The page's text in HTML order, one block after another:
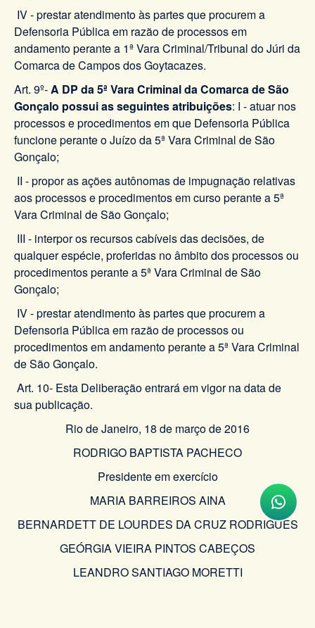
IV - prestar atendimento às partes que procurem a
Defensoria Pública em razão de processos em
andamento perante a 1ª Vara Criminal/Tribunal do Júri da
Comarca de Campos dos Goytacazes.
Art. 9º-A DP da 5ª Vara Criminal da Comarca de São
Gonçalo possui as seguintes atribuições: I - atuar nos
processos e procedimentos em que Defensoria Pública
funcione perante o Juízo da 5ª Vara Criminal de São
Gonçalo;
II - propor as ações autônomas de impugnação relativas
aos processos e procedimentos em curso perante a 5ª
Vara Criminal de São Gonçalo;
III - interpor os recursos cabíveis das decisões, de
qualquer espécie, proferidas no âmbito dos processos ou
procedimentos perante a 5ª Vara Criminal de São
Gonçalo;
IV - prestar atendimento às partes que procurem a
Defensoria Pública em razão de processos ou
procedimentos em andamento perante a 5ª Vara Criminal
de São Gonçalo.
Art. 10- Esta Deliberação entrará em vigor na data de
sua publicação.
Rio de Janeiro, 18 de março de 2016
RODRIGO BAPTISTA PACHECO
Presidente em exercício
MARIA BARREIROS AINA
BERNARDETT DE LOURDES DA CRUZ RODRIGUES
GEÓRGIA VIEIRA PINTOS CABEÇOS
LEANDRO SANTIAGO MORETTI